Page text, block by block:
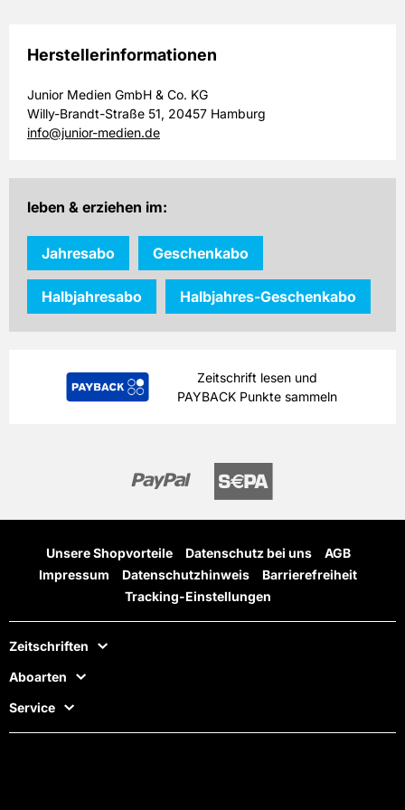
Herstellerinformationen
Junior Medien GmbH & Co. KG
Willy-Brandt-Straße 51, 20457 Hamburg
info@junior-medien.de
leben & erziehen im:
Jahresabo Geschenkabo
Halbjahresabo Halbjahres-Geschenkabo
Zeitschrift lesen und
PAYBACK Punkte sammeln
Unsere Shopvorteile Datenschutz bei uns
AGB
Impressum
Datenschutzhinweis
Barrierefreiheit
Tracking-Einstellungen
Zeitschriften
Aboarten
Service